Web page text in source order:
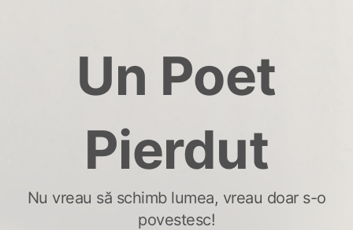
Un Poet
Pierdut
Nu vreau să schimb lumea, vreau doar s-o
povestesc!